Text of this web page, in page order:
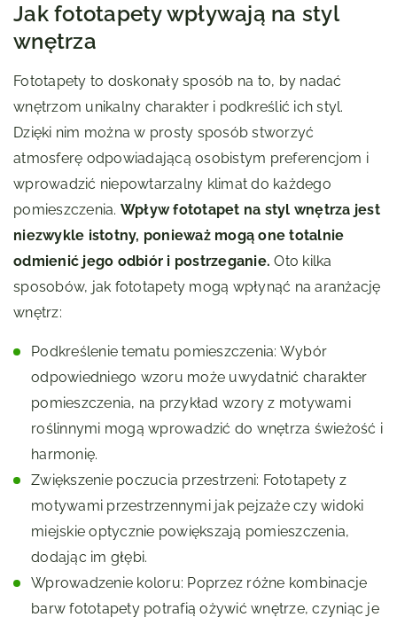
Jak fototapety wpływają na styl
wnętrza
Fototapety to doskonały sposób na to, by nadać
wnętrzom unikalny charakter i podkreślić ich styl.
Dzięki nim można w prosty sposób stworzyć
atmosferę odpowiadającą osobistym preferencjom i
wprowadzić niepowtarzalny klimat do każdego
pomieszczenia. Wpływ fototapet na styl wnętrza jest
niezwykle istotny, ponieważ mogą one totalnie
odmienić jego odbiór i postrzeganie. Oto kilka
sposobów, jak fototapety mogą wpłynąć na aranżację
wnętrz:
Podkreślenie tematu pomieszczenia: Wybór
odpowiedniego wzoru może uwydatnić charakter
pomieszczenia, na przykład wzory z motywami
roślinnymi mogą wprowadzić do wnętrza świeżość i
harmonię.
Zwiększenie poczucia przestrzeni: Fototapety z
motywami przestrzennymi jak pejzaże czy widoki
miejskie optycznie powiększają pomieszczenia,
dodając im głębi.
Wprowadzenie koloru: Poprzez różne kombinacje
barw fototapety potrafią ożywić wnętrze, czyniąc je